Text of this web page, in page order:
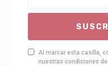
Al marcar esta casilla,
nuestras condiciones de